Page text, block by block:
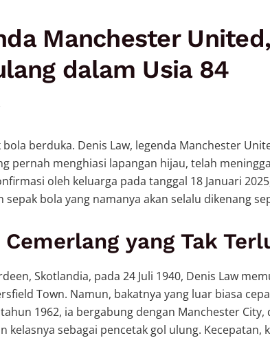
Manchester
dalam Usia 84
bola berduka. Denis Law, legenda Manchester
pernah menghiasi lapangan hijau, telah
oleh keluarga pada tanggal 18 Januari
sepak bola yang namanya akan selalu dikenang
yang Tak
Skotlandia, pada 24 Juli 1940, Denis Law
Town. Namun, bakatnya yang luar biasa
1962, ia bergabung dengan Manchester
kelasnya sebagai pencetak gol ulung. Kecepatan,